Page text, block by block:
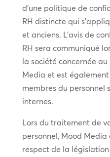
d’une politique de
RH distincte qui
et anciens. L’avis de
RH sera communiqué
la société concernée
Media et est
membres du personnel
internes.
Lors du traitement de
personnel, Mood
respect de la